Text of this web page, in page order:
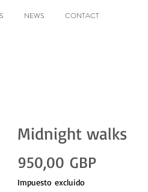
NEWS CONTACT
Midnight walks
950,00 GBPPrecio
Impuesto excluido